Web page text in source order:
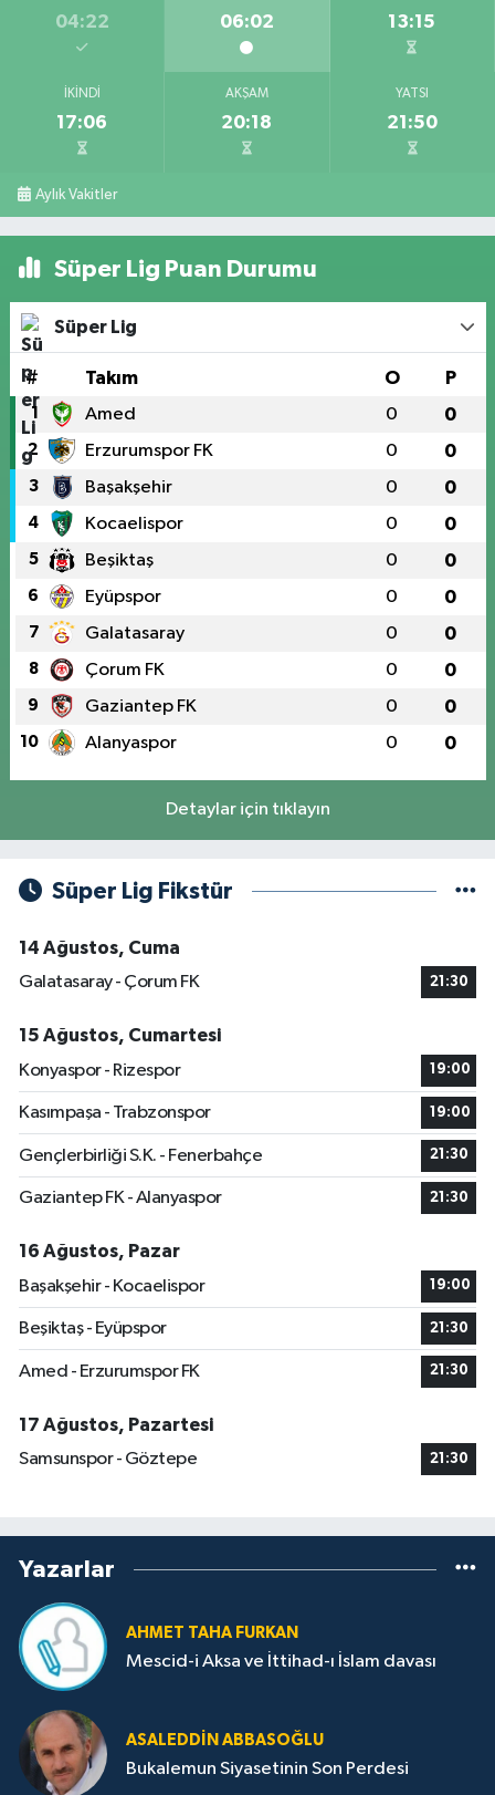
04:22 06:02 13:15
İKINDI
17:06
AKŞAM
20:18
YATSI
21:50
Aylık Vakitler
Süper Lig Puan Durumu
Süper Lig
# Takım O P
1 Amed 0 0
2 Erzurumspor FK 0 0
3 Başakşehir 0 0
4 Kocaelispor 0 0
5 Beşiktaş 0 0
6 Eyüpspor 0 0
7 Galatasaray 0 0
8 Çorum FK 0 0
9 Gaziantep FK 0 0
10 Alanyaspor 0 0
Detaylar için tıklayın
Süper Lig Fikstür
14 Ağustos, Cuma
Galatasaray - Çorum FK
21:30
15 Ağustos, Cumartesi
Konyaspor - Rizespor
19:00
Kasımpaşa - Trabzonspor 19:00
Gençlerbirliği S.K. - Fenerbahçe 21:30
Gaziantep FK - Alanyaspor 21:30
16 Ağustos, Pazar
Başakşehir - Kocaelispor
19:00
Beşiktaş - Eyüpspor 21:30
Amed - Erzurumspor FK 21:30
17 Ağustos, Pazartesi
Samsunspor - Göztepe
21:30
Yazarlar
AHMET TAHA FURKAN
Mescid-i Aksa ve İttihad-ı İslam davası
ASALEDDIN ABBASOĞLU
Bukalemun Siyasetinin Son Perdesi